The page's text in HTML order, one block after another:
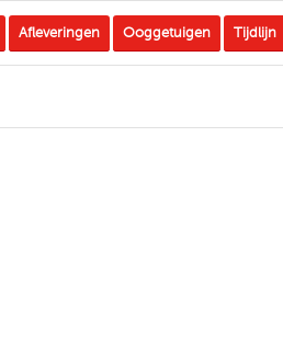
Afleveringen Ooggetuigen Tijdlijn